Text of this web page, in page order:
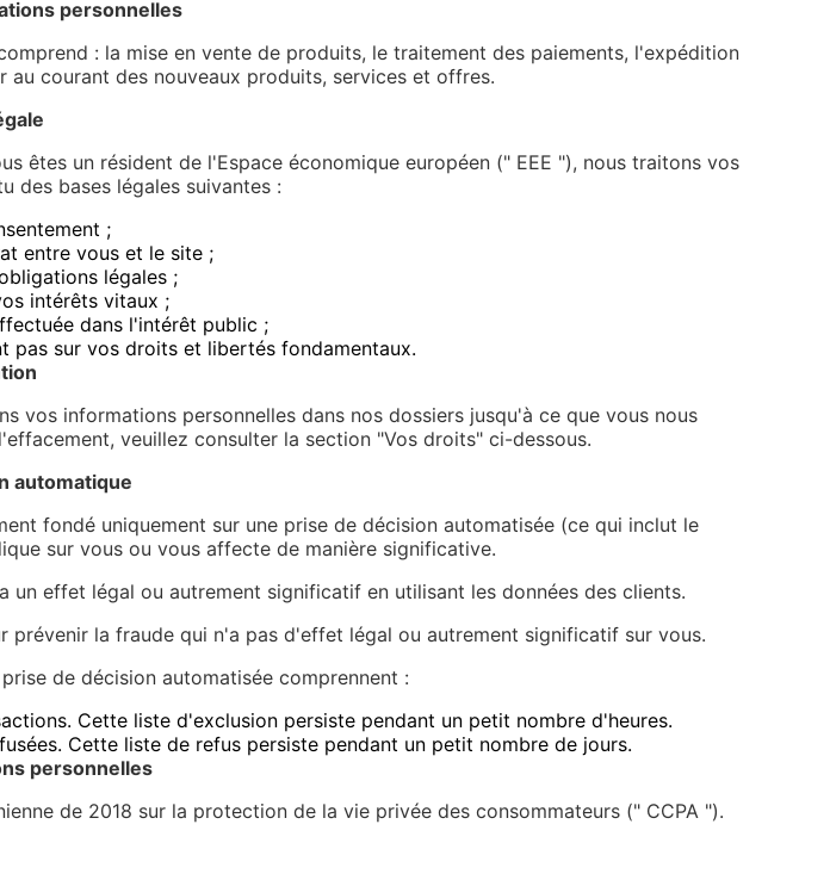
personnelles
: la mise en vente de produits, le traitement des paiements, l'expédition
courant des nouveaux produits, services et offres.
êtes un résident de l'Espace économique européen (" EEE "), nous traitons vos
des bases légales suivantes :
;
entre vous et le site ;
légales ;
intérêts vitaux ;
dans l'intérêt public ;
pas sur vos droits et libertés fondamentaux.
vos informations personnelles dans nos dossiers jusqu'à ce que vous nous
veuillez consulter la section "Vos droits" ci-dessous.
automatique
fondé uniquement sur une prise de décision automatisée (ce qui inclut le
sur vous ou vous affecte de manière significative.
un effet légal ou autrement significatif en utilisant les données des clients.
la fraude qui n'a pas d'effet légal ou autrement significatif sur vous.
de décision automatisée comprennent :
Cette liste d'exclusion persiste pendant un petit nombre d'heures.
Cette liste de refus persiste pendant un petit nombre de jours.
personnelles
de 2018 sur la protection de la vie privée des consommateurs (" CCPA ").